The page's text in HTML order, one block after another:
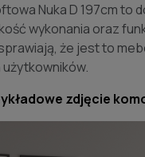
Nuka D 197cm to
wykonania oraz
że jest to
zdjęcie